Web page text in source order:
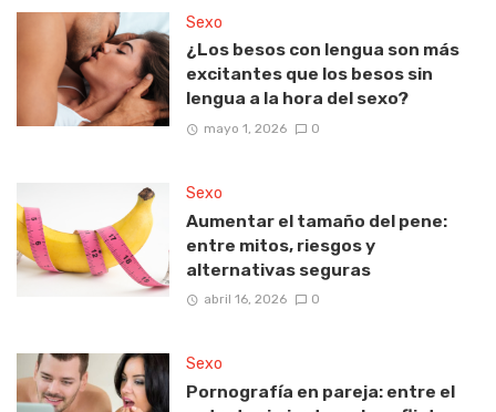
Sexo
¿Los besos con lengua son más
excitantes que los besos sin
lengua a la hora del sexo?
mayo 1, 2026 0
Sexo
Aumentar el tamaño del pene:
entre mitos, riesgos y
alternativas seguras
abril 16, 2026 0
Sexo
Pornografía en pareja: entre el